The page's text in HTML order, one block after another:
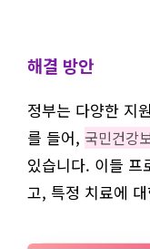
해결 방안
정부는 다양한 지
를 들어, 국민건강
있습니다. 이들 프
고, 특정 치료에